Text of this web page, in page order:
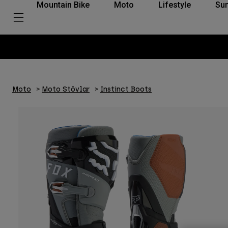
Mountain Bike Moto Lifestyle
Moto Moto Stövlar Instinct Boots